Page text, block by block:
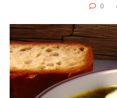
0